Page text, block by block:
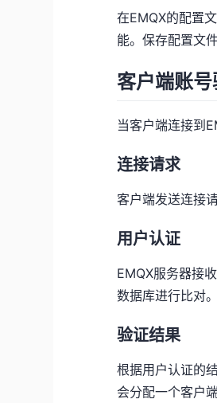
在EMQX的配置
能。保存配置文
客户端账
当客户端连接到
连接请求
客户端发送连接
用户认证
EMQX服务器接
数据库进行比对。
验证结果
根据用户认证的
会分配一个客户